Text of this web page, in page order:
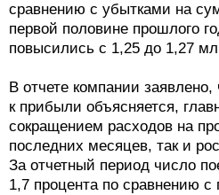
сравнению с убытками на
первой половине прошлого
повысились с 1,25 до 1,27
В отчете компании
к прибыли объясняется,
сокращением расходов на
последних месяцев, так и
За отчетный период число
1,7 процента по сравнению с